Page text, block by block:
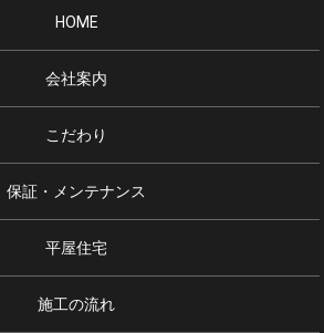
HOME
会社案内
こだわり
保証・メンテナンス
平屋住宅
施工の流れ